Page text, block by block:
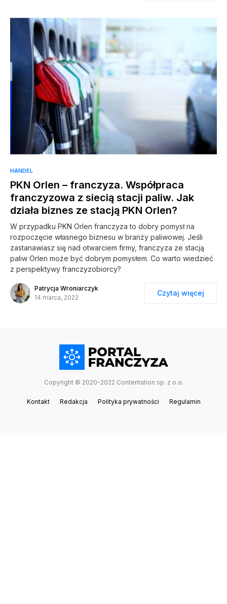
HANDEL
PKN Orlen – franczyza. Współpraca
franczyzowa z siecią stacji paliw. Jak
działa biznes ze stacją PKN Orlen?
W przypadku PKN Orlen franczyza to dobry pomysł na
rozpoczęcie własnego biznesu w branży paliwowej. Jeśli
zastanawiasz się nad otwarciem firmy, franczyza ze stacją
paliw Orlen może być dobrym pomysłem. Co warto wiedzieć
z perspektywy franczyzobiorcy?
Patrycja Wroniarczyk
14 marca, 2022
Czytaj więcej
Copyright © 2020-2022 Contentation sp. z o.o.
Kontakt Redakcja Polityka prywatności Regulamin